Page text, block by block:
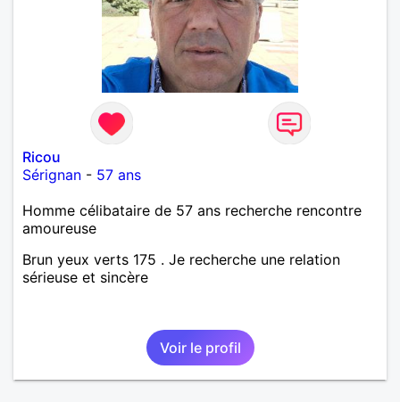
Ricou
Sérignan - 57 ans
Homme célibataire de 57 ans recherche rencontre
amoureuse
Brun yeux verts 175 . Je recherche une relation
sérieuse et sincère
Voir le profil